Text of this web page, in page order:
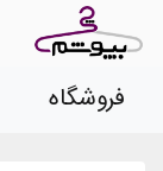
فروشگاه